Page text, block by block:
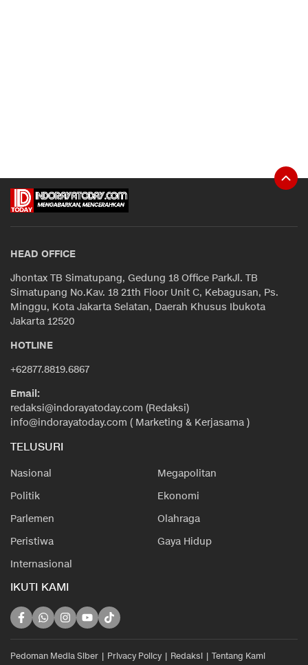
HEAD OFFICE
Jhontax TB Simatupang, Gedung 18 Office ParkJl. TB
Simatupang No.Kav. 18 21th Floor Unit C, Kebagusan, Ps.
Minggu, Kota Jakarta Selatan, Daerah Khusus Ibukota
Jakarta 12520
HOTLINE
+62877.8819.6867
Email:
redaksi@indorayatoday.com (Redaksi)
info@indorayatoday.com ( Marketing & Kerjasama )
TELUSURI
Nasional
Megapolitan
Politik
Ekonomi
Parlemen
Olahraga
Peristiwa
Gaya Hidup
Internasional
IKUTI KAMI
Pedoman Media Siber Privacy Policy Redaksi Tentang Kami